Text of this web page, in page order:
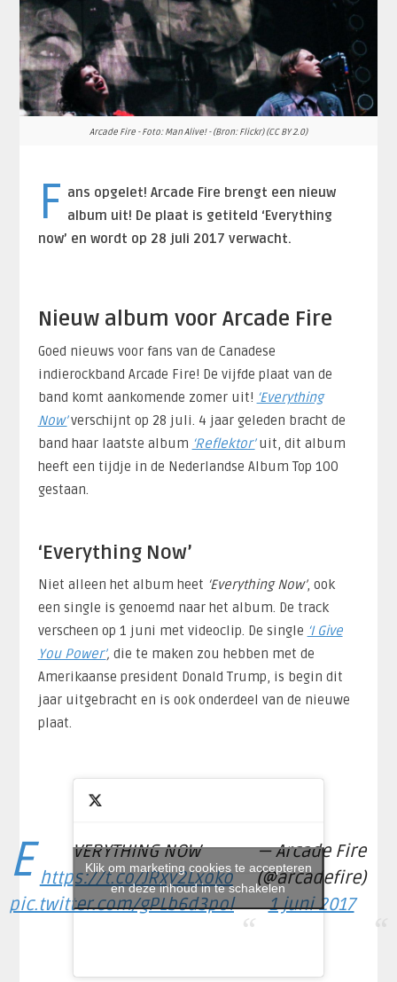
Arcade Fire - Foto: Man Alive! - (Bron: Flickr) (CC BY 2.0)
F ans opgelet! Arcade Fire brengt een nieuw
album uit! De plaat is getiteld ‘Everything
now’ en wordt op 28 juli 2017 verwacht.
Nieuw album voor Arcade Fire
Goed nieuws voor fans van de Canadese
indierockband Arcade Fire! De vijfde plaat van de
band komt aankomende zomer uit! ‘Everything
Now’verschijnt op 28 juli. 4 jaar geleden bracht de
band haar laatste album ‘Reflektor’uit, dit album
heeft een tijdje in de Nederlandse Album Top 100
gestaan.
‘Everything Now’
Niet alleen het album heet ‘Everything Now’, ook
een single is genoemd naar het album. De track
verscheen op 1 juni met videoclip. De single ‘I Give
You Power’, die te maken zou hebben met de
Amerikaanse president Donald Trump, is begin dit
jaar uitgebracht en is ook onderdeel van de nieuwe
plaat.
E
VERYTHING NOW
https://t.co/JRxy2Lxoko
pic.twitter.com/gPLb6d3pol
— Arcade Fire
(@arcadefire)
1 juni 2017
Klik om marketing cookies te accepteren
en deze inhoud in te schakelen